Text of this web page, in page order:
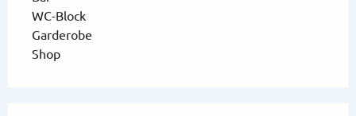
WC-Block
Garderobe
Shop